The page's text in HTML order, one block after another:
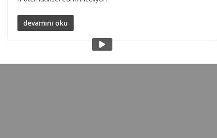
devamını oku